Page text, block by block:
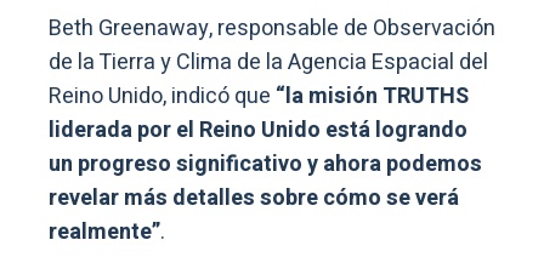
Beth Greenaway, responsable de Observación
de la Tierra y Clima de la Agencia Espacial del
Reino Unido, indicó que “la misión TRUTHS
liderada por el Reino Unido está logrando
un progreso significativo y ahora podemos
revelar más detalles sobre cómo se verá
realmente”.